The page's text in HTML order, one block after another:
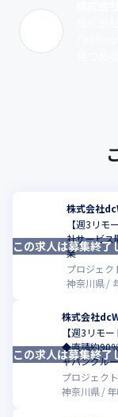
株式会社
【週3リ
社サービス
業
プロジェク
神奈川県
この求人は募集終了
株式会社
【週3リモ
◆直請約90
ャパングル
プロジェク
神奈川県
この求人は募集終了